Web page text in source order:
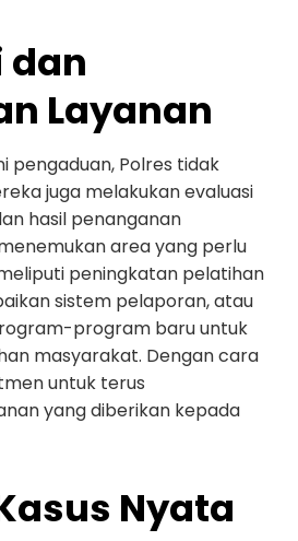
dan
Layanan
pengaduan, Polres tidak
juga melakukan evaluasi
hasil penanganan
area yang perlu
peningkatan pelatihan
sistem pelaporan, atau
program baru untuk
masyarakat. Dengan cara
untuk terus
yang diberikan kepada
Nyata